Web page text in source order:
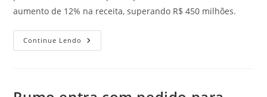
aumento de 12% na receita, superando R$ 450 milhões.
Continue Lendo